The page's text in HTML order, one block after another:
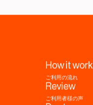
How it
ご利用の流れ
Review
ご利用者様の声